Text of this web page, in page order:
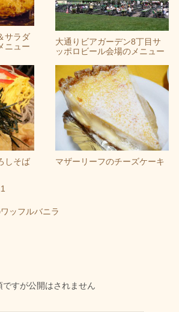
サラダ
ニュー
大通りビアガーデン8丁目サ
ッポロビール会場のメニュー
しそば マザーリーフのチーズケーキ
ッフルバニラ
ですが公開はされません